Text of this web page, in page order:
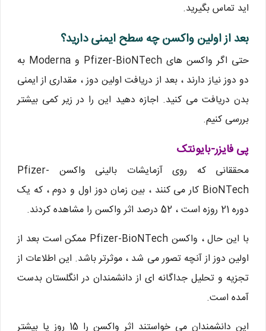
اید تماس بگیرید.
بعد از اولین واکسن چه سطح ایمنی دارید؟
حتی اگر واکسن های Pfizer-BioNTech و Moderna به
دو دوز نیاز دارند ، بعد از دریافت اولین دوز ، مقداری از ایمنی
بدن دریافت می کنید. اجازه دهید این را در زیر کمی بیشتر
بررسی کنیم.
پی فایزر-بایونتک
محققانی که روی آزمایشات بالینی واکسن Pfizer-
BioNTech کار می کنند ، بین زمان دوز اول و دوم ، که یک
دوره 21 روزه است ، 52 درصد اثر واکسن را مشاهده کردند.
با این حال ، واکسن Pfizer-BioNTech ممکن است بعد از
اولین دوز از آنچه تصور می شد ، موثرتر باشد. این اطلاعات از
تجزیه و تحلیل جداگانه ای از دانشمندان در انگلستان بدست
آمده است.
این دانشمندان می خواستند اثر واکسن را 15 روز یا بیشتر